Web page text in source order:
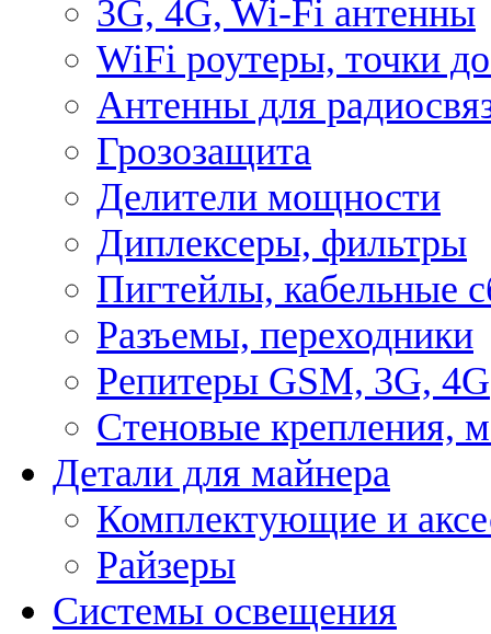
3G, 4G, Wi-Fi антенны
WiFi роутеры, точки
Антенны для
Грозозащита
Делители мощности
Диплексеры, фильтры
Пигтейлы, кабельные
Разъемы, переходники
Репитеры GSM, 3G, 4G
Стеновые крепления,
Детали для майнера
Комплектующие и
Райзеры
Системы освещения